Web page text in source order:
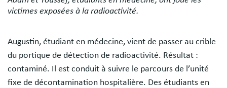
victimes exposées à la radioactivité.
Augustin, étudiant en médecine, vient de passer au crible
du portique de détection de radioactivité. Résultat :
contaminé. Il est conduit à suivre le parcours de l’unité
fixe de décontamination hospitalière. Des étudiants en